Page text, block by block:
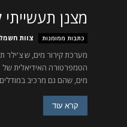
מצנן תעשייתי
כתבות ממומנות צוות
מערכת קירור מים, ש צ'ילר
הטמפרטורה האידיאלית של
מים, שהם גם מרכיב במודלים
קרא עוד